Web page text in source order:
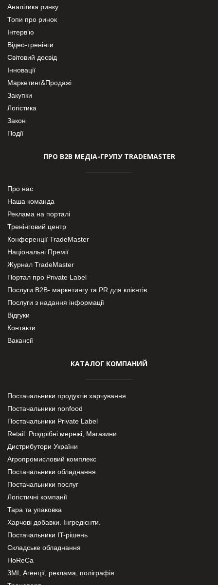
Аналітика ринку
Топи про ринок
Інтерв’ю
Відео-тренінги
Світовий досвід
Інновації
Маркетинг&Продажі
Закупки
Логістика
Закон
Події
ПРО В2В МЕДІА-ГРУПУ TRADEMASTER
Про нас
Наша команда
Реклама на порталі
Тренінговий центр
Конференції TradeMaster
Національні Премії
Журнал TradeMaster
Портал про Private Label
Послуги В2В- маркетингу та PR для клієнтів
Послуги з надання інформації
Відгуки
Контакти
Вакансії
КАТАЛОГ КОМПАНИЙ
Постачальники продуктів харчування
Постачальники nonfood
Постачальники Private Label
Retail. Роздрібні мережі, Магазини
Дистрибутори України
Агропромисловий комплекс
Постачальники обладнання
Постачальники послуг
Логістичні компанії
Тара та упаковка
Харчові добавки. Інгредієнти.
Постачальники IT-рішень
Складське обладнання
HoReCa
ЗМІ, Агенції, реклама, поліграфія